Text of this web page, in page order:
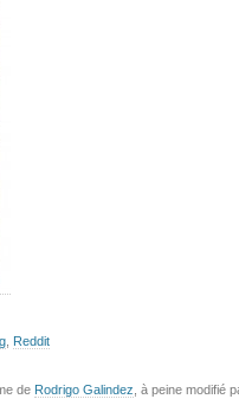
Reddit
de Rodrigo Galindez , à peine modifié